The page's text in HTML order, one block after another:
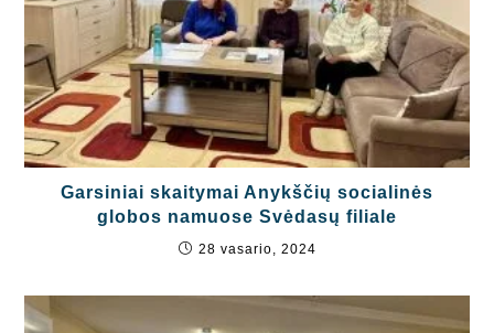
Garsiniai skaitymai Anykščių socialinės
globos namuose Svėdasų filiale
28 vasario, 2024